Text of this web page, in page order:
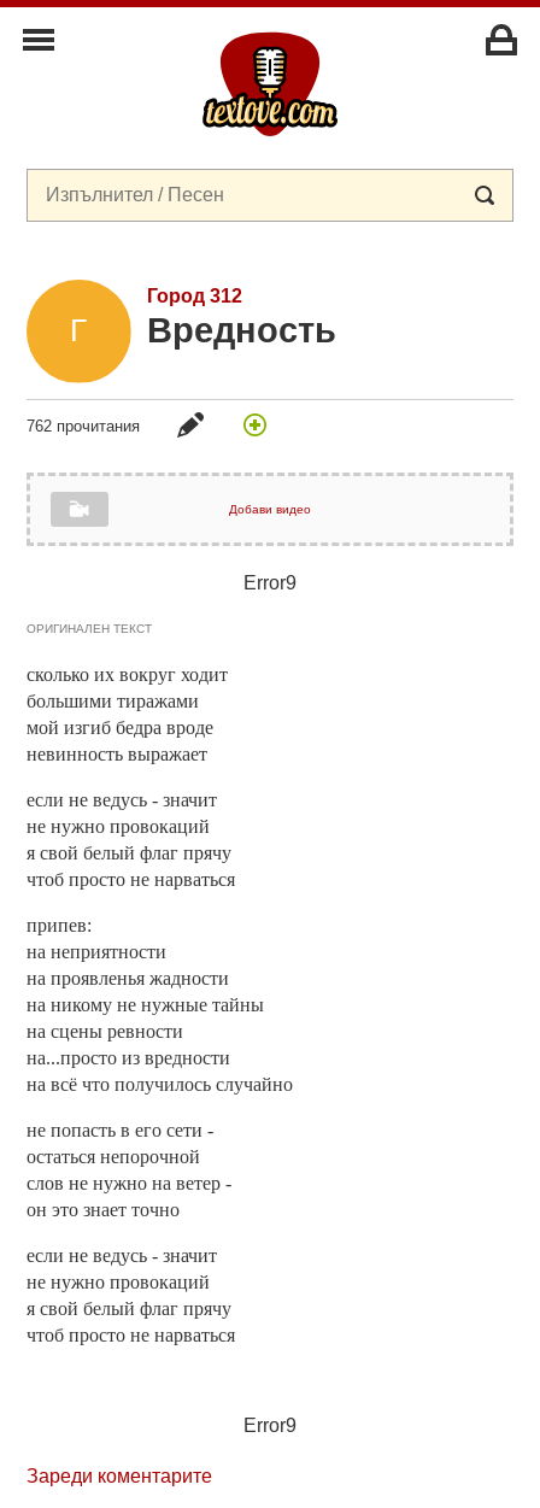
Город 312
Вредность
762 прочитания
Добави видео
Error9
ОРИГИНАЛЕН ТЕКСТ
сколько их вокруг ходит
большими тиражами
мой изгиб бедра вроде
невинность выражает
если не ведусь - значит
не нужно провокаций
я свой белый флаг прячу
чтоб просто не нарваться
припев:
на неприятности
на проявленья жадности
на никому не нужные тайны
на сцены ревности
на...просто из вредности
на всё что получилось случайно
не попасть в его сети -
остаться непорочной
слов не нужно на ветер -
он это знает точно
если не ведусь - значит
не нужно провокаций
я свой белый флаг прячу
чтоб просто не нарваться
Error9
Зареди коментарите